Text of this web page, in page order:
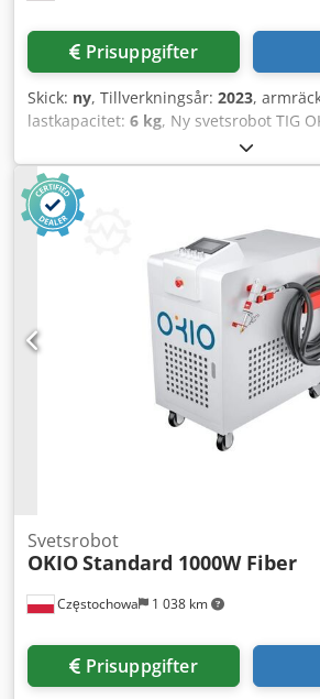
Prisuppgifter
Skick: ny, Tillverkningsår: 2023,
lastkapacitet: 6 kg, Ny svetsrobot TIG
Ursprungsland: Kina Credpeqnt N Dofx
C1400 -Antal axlar: 6 -Räckvidd: 1400
bärkapacitet: 6 kg -Styrskåp -
Svetskällan: TIG WSM400R -Kylare
Częstochowa 1 038 km
Svetsrobot
OKIOStandard 1000W Fiber
Prisuppgifter